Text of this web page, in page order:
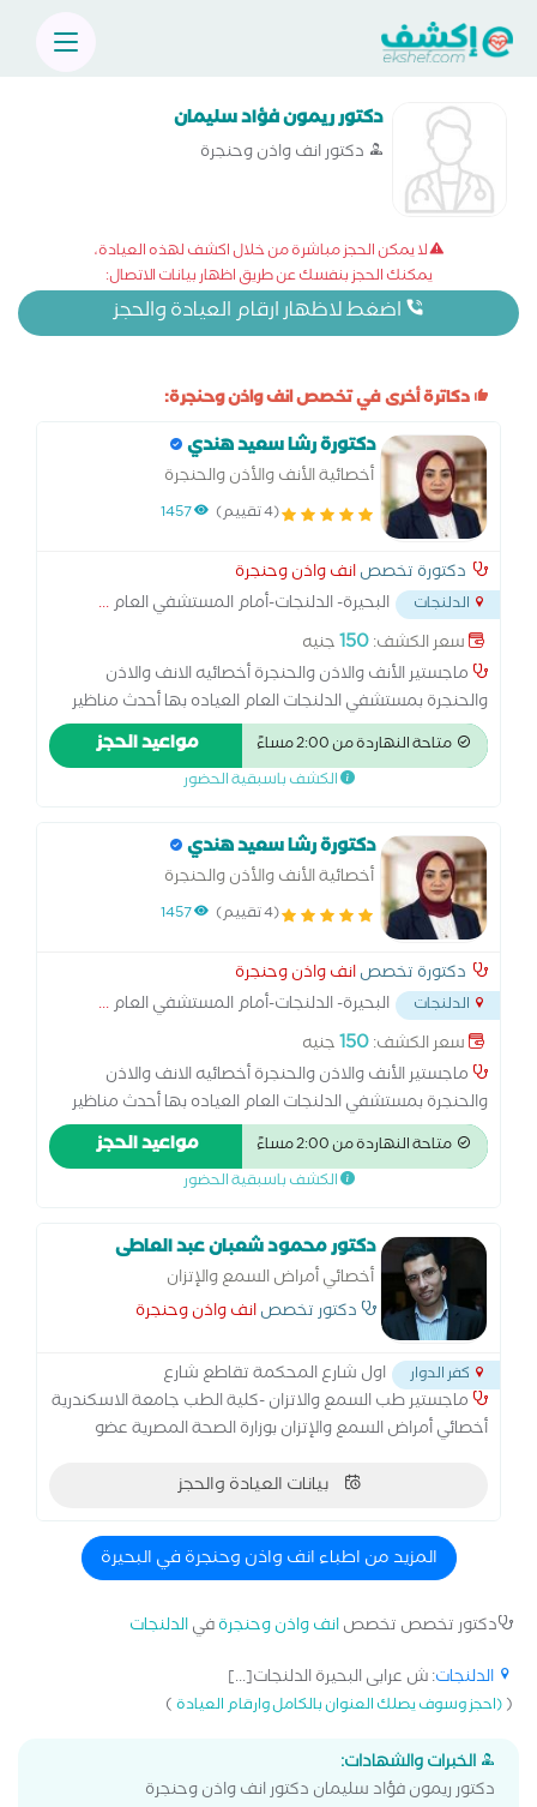
دكتور ريمون فؤاد سليمان
دكتور انف واذن وحنجرة
لا يمكن الحجز مباشرة من خلال اكشف لهذه العيادة،
يمكنك الحجز بنفسك عن طريق اظهار بيانات الاتصال:
اضغط لاظهار ارقام العيادة والحجز
دكاترة أخرى في تخصص انف واذن وحنجرة:
دكتورة رشا سعيد هندي
أخصائية الأنف والأذن والحنجرة
(4 تقييم) 1457
دكتورة تخصصانف واذن وحنجرة
الدلنجات البحيرة- الدلنجات-أمام المستشفي العام...
سعر الكشف:150جنيه
ماجستير الأنف والاذن والحنجرة أخصائيه الانف والاذن
والحنجرة بمستشفي الدلنجات العام العياده بها أحدث مناظير
الانف والأذن والحنجرة المرنه العيادة بها أحدث جهاز رسم سمع
بالكمبيوتر العيادة بها جهاز ضغط الاذن
متاحة النهاردة من 2:00 مساءً مواعيد الحجز
الكشف باسبقية الحضور
دكتورة رشا سعيد هندي
أخصائية الأنف والأذن والحنجرة
(4 تقييم) 1457
دكتورة تخصصانف واذن وحنجرة
الدلنجات البحيرة- الدلنجات-أمام المستشفي العام...
سعر الكشف:150جنيه
ماجستير الأنف والاذن والحنجرة أخصائيه الانف والاذن
والحنجرة بمستشفي الدلنجات العام العياده بها أحدث مناظير
الانف والأذن والحنجرة المرنه العيادة بها أحدث جهاز رسم سمع
بالكمبيوتر العيادة بها جهاز ضغط الاذن
متاحة النهاردة من 2:00 مساءً مواعيد الحجز
الكشف باسبقية الحضور
دكتور محمود شعبان عبد العاطى
أخصائي أمراض السمع والإتزان
دكتور تخصصانف واذن وحنجرة
كفر الدوار
اول شارع المحكمة تقاطع شارع
ماجستير طب السمع والاتزان -كلية الطب جامعة الاسكندرية
أخصائي أمراض السمع والإتزان بوزارة الصحة المصرية عضو
بيانات العيادة والحجز
المزيد من اطباء انف واذن وحنجرة في البحيرة
دكتور تخصص تخصصانف واذن وحنجرةفيالدلنجات
الدلنجات: ش عرابى البحيرة الدلنجات[...]
((احجز وسوف يصلك العنوان بالكامل وارقام العيادة)
الخبرات والشهادات:
دكتور ريمون فؤاد سليمان دكتور انف واذن وحنجرة